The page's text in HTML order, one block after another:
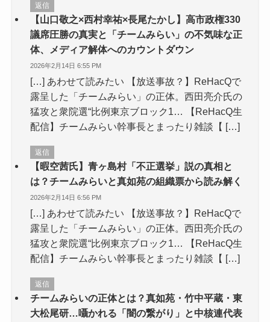
返信
【山口敬之×西村幸祐×長尾たかし】高市政権330
議席圧勝の真実と「チームみらい」の不気味な正
体、メディア解体へのカウントダウン
2026年2月14日 6:55 PM
[…] あわせて読みたい 【放送事故？】ReHacQで
露呈した「チームみらい」の正体。西田亮介氏の
猛攻と衆院選“比例東京ブロック1… 【ReHacQ生
配信】チームみらい幹事長とまったり雑談【 […]
返信
【暇空茜氏】青ヶ島村「不正選挙」説の真相と
は？チームみらいと真如苑の組織票から読み解く
2026年2月14日 6:56 PM
[…] あわせて読みたい 【放送事故？】ReHacQで
露呈した「チームみらい」の正体。西田亮介氏の
猛攻と衆院選“比例東京ブロック1… 【ReHacQ生
配信】チームみらい幹事長とまったり雑談【 […]
返信
チームみらいの正体とは？真如苑・竹中平蔵・東
大松尾研…囁かれる「闇の繋がり」と中核連代表